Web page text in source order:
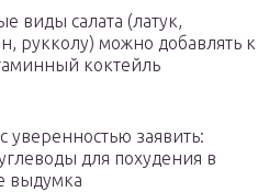
виды салата (латук,
рукколу) можно добавлять к
коктейль
уверенностью заявить:
для похудения в
выдумка